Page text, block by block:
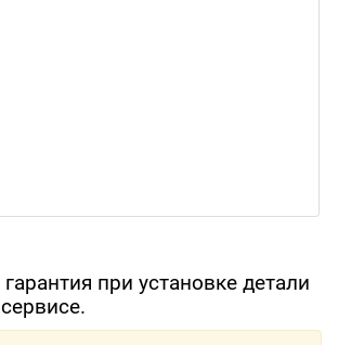
при установке детали